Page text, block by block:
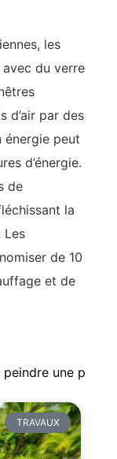
les
du verre
d’air par des
énergie peut
d’énergie.
de
la
Les
de 10
et de
tarifs degressifs
peindre une porte
TRAVAUX